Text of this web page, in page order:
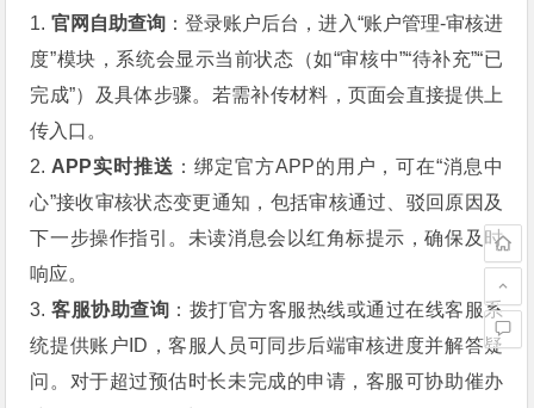
1. 官网自助查询：登录账户后台，进入“账户管理-审核进
度”模块，系统会显示当前状态（如“审核中”“待补充”“已
完成”）及具体步骤。若需补传材料，页面会直接提供上
传入口。
2. APP实时推送 ：绑定官方APP的用户，可在“消息中
心”接收审核状态变更通知，包括审核通过、驳回原因及
下一步操作指引。未读消息会以红角标提示，确保及时
响应。
3. 客服协助查询 ：拨打官方客服热线或通过在线客服系
统提供账户ID，客服人员可同步后端审核进度并解答疑
问。对于超过预估时长未完成的申请，客服可协助催办